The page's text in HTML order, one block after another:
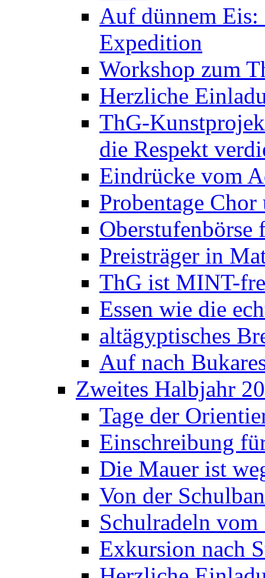
Auf dünnem
Expedition
Workshop zum
Herzliche
ThG-
die Respekt
Eindrücke vom
Probentage
Preisträger in
ThG ist MINT-
Essen wie die
altägyptisches
Auf nach
Zweites Halbjahr
Tage der
Einschreibung
Die Mauer ist
Von der
Schulradeln
Exkursion nach